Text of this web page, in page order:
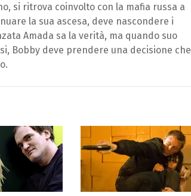
si ritrova coinvolto con la mafia russa a
la sua ascesa, deve nascondere i
Amada sa la verità, ma quando suo
Bobby deve prendere una decisione che